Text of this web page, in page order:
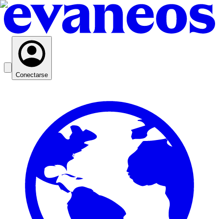
Conectarse